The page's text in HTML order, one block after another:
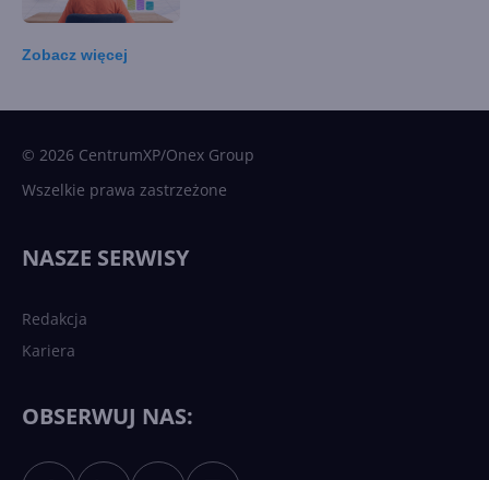
Zobacz więcej
© 2026 CentrumXP/Onex Group
Wszelkie prawa zastrzeżone
NASZE SERWISY
Redakcja
Kariera
OBSERWUJ NAS: